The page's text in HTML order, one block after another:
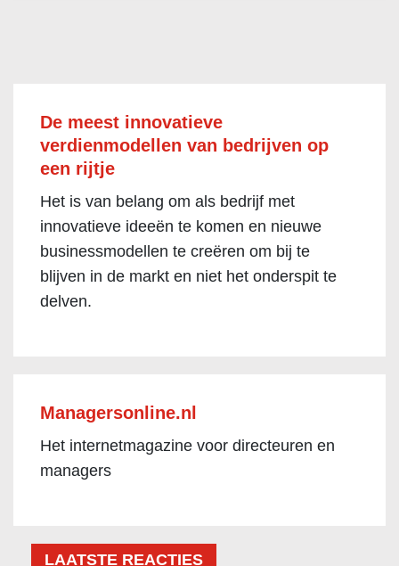
De meest innovatieve
verdienmodellen van bedrijven op
een rijtje
Het is van belang om als bedrijf met
innovatieve ideeën te komen en nieuwe
businessmodellen te creëren om bij te
blijven in de markt en niet het onderspit te
delven.
Managersonline.nl
Het internetmagazine voor directeuren en
managers
LAATSTE REACTIES